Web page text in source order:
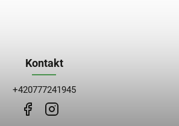
Kontakt
+420777241945